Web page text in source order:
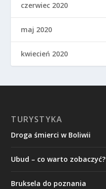
czerwiec 2020
maj 2020
kwiecień 2020
TURYSTYKA
Droga śmierci w Boliwii
Ubud – co warto zobaczyć?
Bruksela do poznania